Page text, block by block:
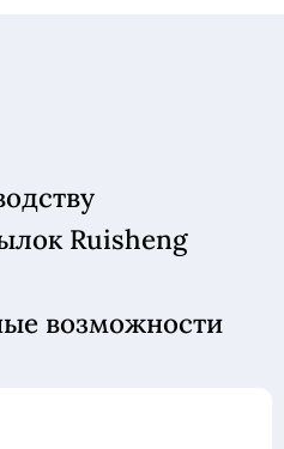
Ruisheng
возможности